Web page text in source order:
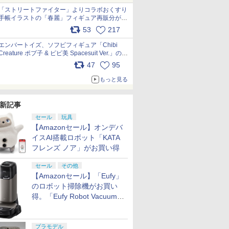
ストリートファイター」よりコラボおくすり
帳イラストの「春麗」フィギュア再販分が本
日出荷開始 pic.x.com/toUc1MHr41
53 217
ンバートイズ、ソフビフィギュア「Chibi
ポプ子 & ピピ美 Spacesuit Ver.」の発
売中止を発表 pic.x.com/Ri45iFeYjn
47 95
もっと見る
記事
セール 玩具
【Amazonセール】オンデバ
イスAI搭載ロボット「KATA
フレンズ ノア」がお買い得
セール その他
【Amazonセール】「Eufy」
のロボット掃除機がお買い
得。「Eufy Robot Vacuum
プラモデル